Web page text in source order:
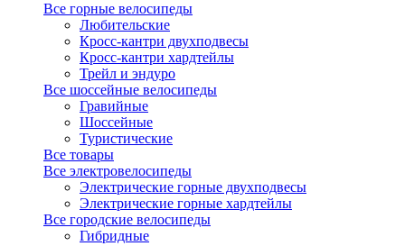
Все горные велосипеды
Любительские
Кросс-кантри двухподвесы
Кросс-кантри хардтейлы
Трейл и эндуро
Все шоссейные велосипеды
Гравийные
Шоссейные
Туристические
Все товары
Все электровелосипеды
Электрические горные двухподвесы
Электрические горные хардтейлы
Все городские велосипеды
Гибридные